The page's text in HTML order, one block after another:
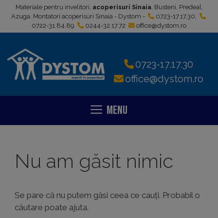
Materiale pentru invelitori, acoperisuri Sinaia, Busteni, Predeal,
Azuga. Montatori acoperisuri Sinaia - Dystom -
0723-17.17.30,
0722-31.84.89
0244-32.17.72 office@dystom.ro
0723-17.17.30
office@dystom.ro
Menu
Nu am găsit nimic
Se pare că nu putem găsi ceea ce cauți. Probabil o
căutare poate ajuta.